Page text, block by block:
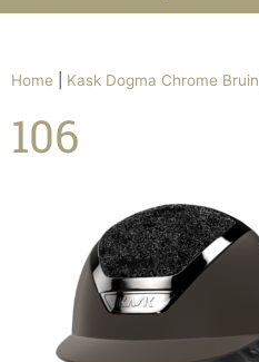
Home Kask Dogma Chrome Bruin
106